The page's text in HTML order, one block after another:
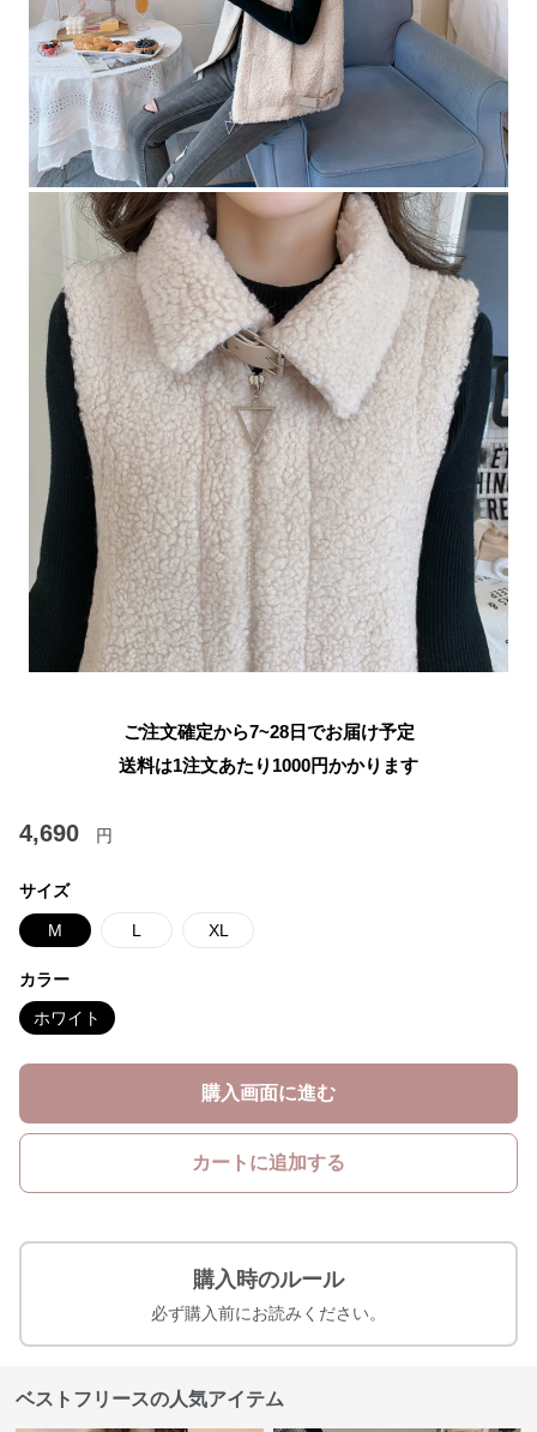
ご注文確定から7~28日でお届け予定
送料は1注文あたり 1000円かかります
4,690 円
サイズ
M L XL
カラー
ホワイト
購入画面に進む
カートに追加する
購入時のルール
必ず購入前にお読みください。
ベストフリースの人気アイテム